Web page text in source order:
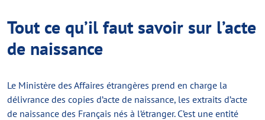
Tout ce qu’il faut savoir sur l’acte
de naissance
Le Ministère des Affaires étrangères prend en charge la
délivrance des copies d’acte de naissance, les extraits d’acte
de naissance des Français nés à l’étranger. C’est une entité